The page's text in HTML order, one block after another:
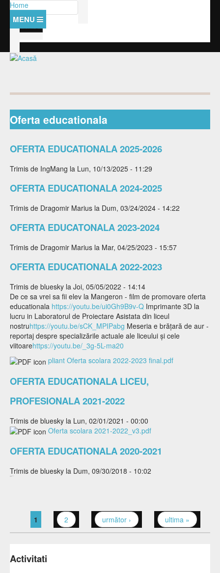
Mergi la conţinutul principal
Formular de căutare
Căutare
Home
Amintiri cu si despre
Personal nedidactic
Documente
Management
Management
Documente manageriale
Hotarari consiliu
SPP-uri
Programe scolare
Catedre
Comisii si rapoarte
Activitati
Examene
Olimpiada Nationala
Consiliul elevilor
Structura
Activitati
Regulamente
Burse
Oferta educationala
OFERTA EDUCATIONALA 2025-2026
Trimis de IngMang la Lun, 10/13/2025 - 11:29
OFERTA EDUCATIONALA 2024-2025
Trimis de Dragomir Marius la Dum, 03/24/2024 - 14:22
OFERTA EDUCATONALA 2023-2024
Trimis de Dragomir Marius la Mar, 04/25/2023 - 15:57
OFERTA EDUCATIONALA 2022-2023
Trimis de bluesky la Joi, 05/05/2022 - 14:14
De ce sa vrei sa fii elev la Mangeron - film de promovare oferta
educationala https://youtu.be/ui0Gh9B9v-Q Imprimante 3D la
lucru in Laboratorul de Proiectare Asistata din liceul
nostruhttps://youtu.be/sCK_MPIPabg Meseria e brăţară de aur -
reportaj despre specializările actuale ale liceului şi cele
viitoarehttps://youtu.be/_3g-5L-ma20
pliant Oferta scolara 2022-2023 final.pdf
OFERTA EDUCATIONALA LICEU,
PROFESIONALA 2021-2022
Trimis de bluesky la Lun, 02/01/2021 - 00:00
Oferta scolara 2021-2022_v3.pdf
OFERTA EDUCATIONALA 2020-2021
Trimis de bluesky la Dum, 09/30/2018 - 10:02
Pagini1 2 următor › ultima »
Activitati